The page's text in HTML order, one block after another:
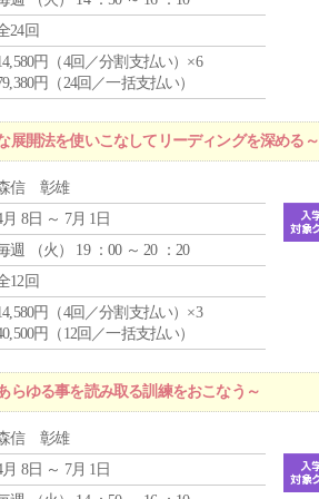
24回
円（4回／分割支払い）×6
円（24回／一括支払い）
開法を使いこなしてリーディングを深める～
信 彰雄
月 8日 ～ 7月 1日
週 （火 ） 19 ：00 ～ 20 ：20
12回
円（4回／分割支払い）×3
円（12回／一括支払い）
ゆる事を読み取る訓練をおこなう～
信 彰雄
月 8日 ～ 7月 1日